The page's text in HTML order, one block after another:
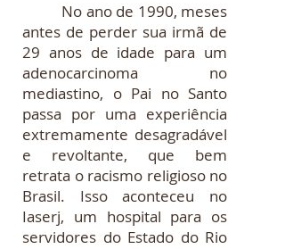
No ano de 1990, meses
antes de perder sua irmã de
29 anos de idade para um
adenocarcinoma no
mediastino, o Pai no Santo
passa por uma experiência
extremamente desagradável
e revoltante, que bem
retrata o racismo religioso no
Brasil. Isso aconteceu no
Iaserj, um hospital para os
servidores do Estado do Rio